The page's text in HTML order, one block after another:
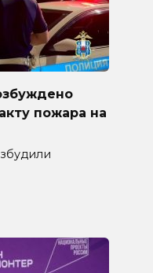
пожара на